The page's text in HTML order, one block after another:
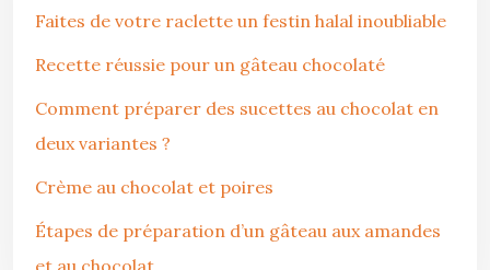
Faites de votre raclette un festin halal inoubliable
Recette réussie pour un gâteau chocolaté
Comment préparer des sucettes au chocolat en
deux variantes ?
Crème au chocolat et poires
Étapes de préparation d’un gâteau aux amandes
et au chocolat.